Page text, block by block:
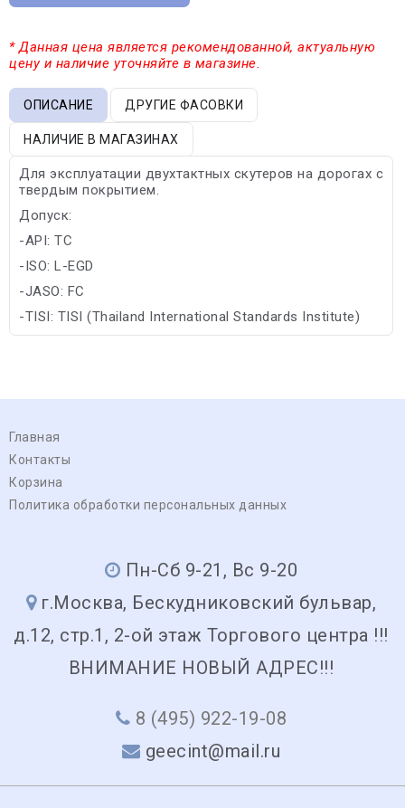
* Данная цена является рекомендованной, актуальную
цену и наличие уточняйте в магазине.
ОПИСАНИЕ ДРУГИЕ ФАСОВКИ
НАЛИЧИЕ В МАГАЗИНАХ
Для эксплуатации двухтактных скутеров на дорогах с
твердым покрытием.
Допуск:
-API: TC
-ISO: L-EGD
-JASO: FC
-TISI: TISI (Thailand International Standards Institute)
Главная
Контакты
Корзина
Политика обработки персональных данных
Пн-Сб 9-21, Вс 9-20
г.Москва, Бескудниковский бульвар,
д.12, стр.1, 2-ой этаж Торгового центра !!!
ВНИМАНИЕ НОВЫЙ АДРЕС!!!
8 (495) 922-19-08
geecint@mail.ru